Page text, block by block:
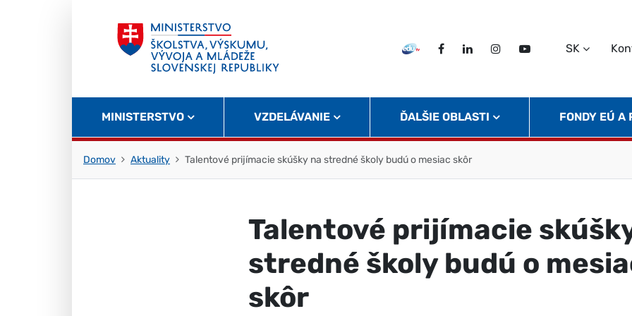
EDU TVFacebookLinkedInInstagram
Twitter
SK
MINISTERSTVO VZDELÁVANIE ĎALŠIE OBLASTI FONDY EÚ A
Domov Aktuality Talentové prijímacie skúšky na stredné školy budú o mesiac skôr
Talentové prijímacie
stredné školy budú o
skôr